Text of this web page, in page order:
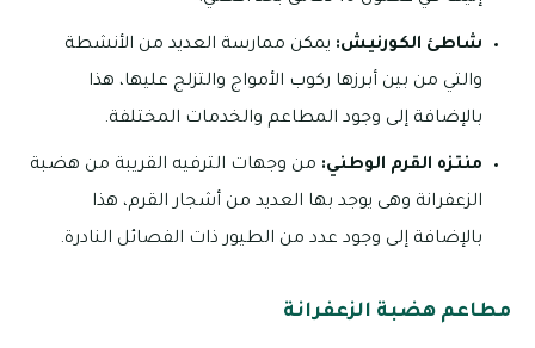
شاطئ الكورنيش: يمكن ممارسة العديد من الأنشطة
والتي من بين أبرزها ركوب الأمواج والتزلج عليها، هذا
بالإضافة إلى وجود المطاعم والخدمات المختلفة.
منتزه القرم الوطني: من وجهات الترفيه القريبة من هضبة
الزعفرانة وهى يوجد بها العديد من أشجار القرم، هذا
بالإضافة إلى وجود عدد من الطيور ذات الفصائل النادرة.
مطاعم هضبة الزعفرانة